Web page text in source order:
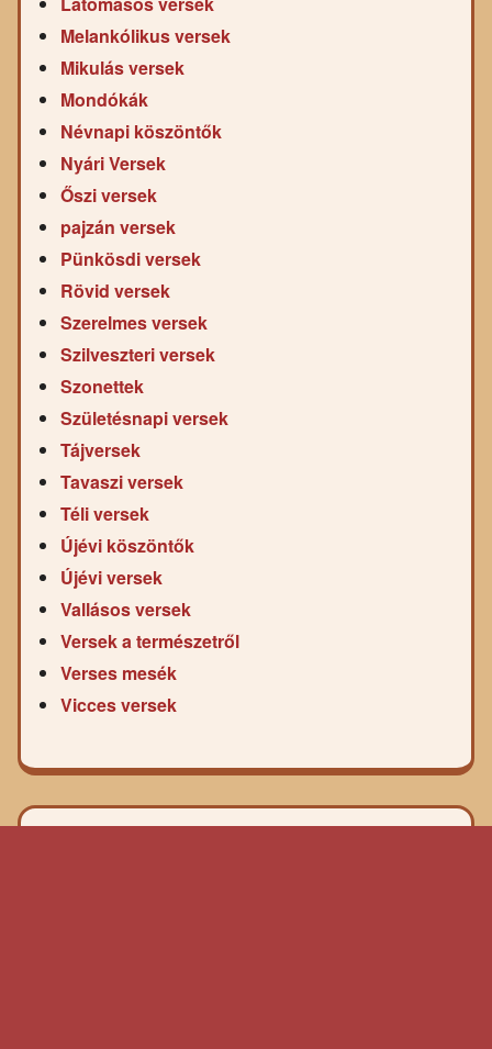
Melankólikus versek
Mikulás versek
Mondókák
Névnapi köszöntők
Nyári Versek
Őszi versek
pajzán versek
Pünkösdi versek
Rövid versek
Szerelmes versek
Szilveszteri versek
Szonettek
Születésnapi versek
Tájversek
Tavaszi versek
Téli versek
Újévi köszöntők
Újévi versek
Vallásos versek
Versek a természetről
Verses mesék
Vicces versek